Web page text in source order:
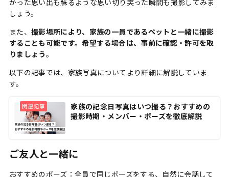
かった思い出も蘇るような思い切り笑った瞬間も撮影してみま
しょう。
また、 撮影場所により、家族の一員であるペットと一緒に撮影
することも可能です。希望する場合は、事前に確認・許可を取
りましょう。
以下の記事では、家族写真についてより詳細に解説していま
す。
関連記事
家族の記念日写真はいつ撮る？おすすめの
撮影時期・メンバー・ポーズを徹底解説
ご友人と一緒に
おすすめのポーズ：全員で同じポーズをする、自然に会話して